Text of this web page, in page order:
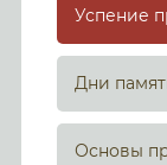
Дни
Основы